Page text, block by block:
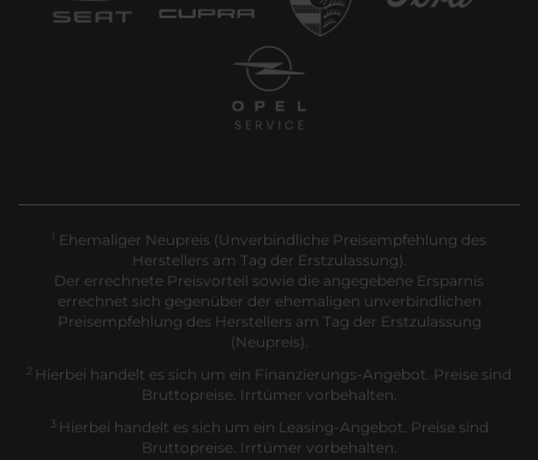
1 Ehemaliger Neupreis (Unverbindliche Preisempfehlung des
Herstellers am Tag der Erstzulassung).
Der errechnete Preisvorteil sowie die angegebene Ersparnis
errechnet sich gegenüber der ehemaligen unverbindlichen
Preisempfehlung des Herstellers am Tag der Erstzulassung
(Neupreis).
2 Hierbei handelt es sich um ein Finanzierungs-Angebot. Preise sind
Bruttopreise. Irrtümer vorbehalten.
3 Hierbei handelt es sich um ein Leasing-Angebot. Preise sind
Bruttopreise. Irrtümer vorbehalten.